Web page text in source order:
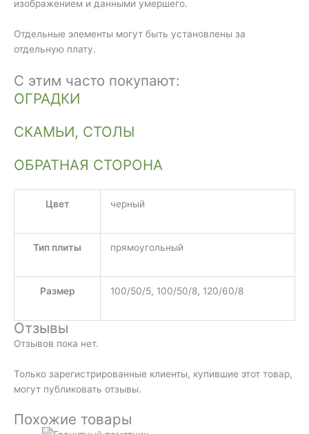
изображением и данными умершего.
Отдельные элементы могут быть установлены за
отдельную плату.
С этим часто покупают:
ОГРАДКИ
СКАМЬИ, СТОЛЫ
ОБРАТНАЯ СТОРОНА
Цвет черный
Тип плиты прямоугольный
Размер 100/50/5, 100/50/8, 120/60/8
Отзывы
Отзывов пока нет.
Только зарегистрированные клиенты, купившие этот товар,
могут публиковать отзывы.
Похожие товары